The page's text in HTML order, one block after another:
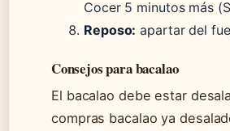
Cocer 5 minutos más
Reposo: apartar del
Consejos para bacalao
El bacalao debe estar
compras bacalao ya